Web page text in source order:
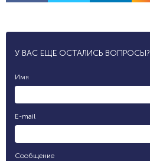
У ВАС ЕЩЕ ОСТАЛИСЬ ВОПРОСЫ?
Имя
E-mail
Сообщение